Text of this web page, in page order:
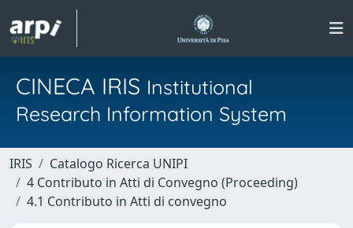
CINECA IRIS Institutional
Research Information System
IRIS
Catalogo Ricerca UNIPI
4 Contributo in Atti di Convegno (Proceeding)
4.1 Contributo in Atti di convegno